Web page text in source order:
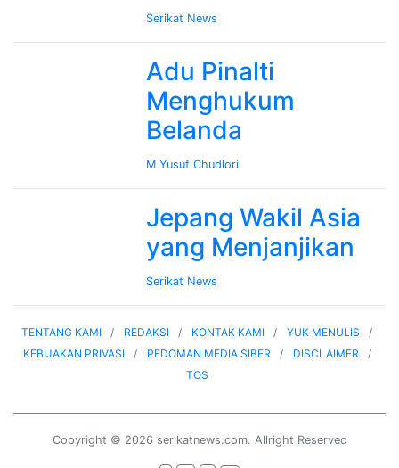
Serikat News
Adu Pinalti
Menghukum
Belanda
M Yusuf Chudlori
Jepang Wakil Asia
yang Menjanjikan
Serikat News
TENTANG KAMI REDAKSI KONTAK KAMI
YUK MENULIS
KEBIJAKAN PRIVASI
PEDOMAN MEDIA SIBER
DISCLAIMER
TOS
Copyright © 2026 serikatnews.com. Allright Reserved